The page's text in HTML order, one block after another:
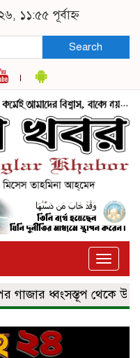
১১:৫৫ পূর্বাহ্ন
Search
Toggle
ধ্বংসস্তূপ থেকে উদ্ধার